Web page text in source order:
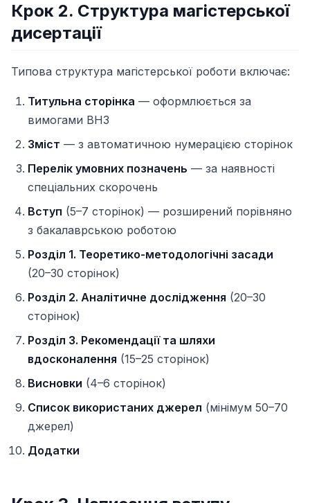
Крок 2. Структура магістерської
дисертації
Типова структура магістерської роботи включає:
Титульна сторінка — оформлюється за
вимогами ВНЗ
Зміст — з автоматичною нумерацією сторінок
Перелік умовних позначень — за наявності
спеціальних скорочень
Вступ (5–7 сторінок) — розширений порівняно
з бакалаврською роботою
Розділ 1. Теоретико-методологічні засади
(20–30 сторінок)
Розділ 2. Аналітичне дослідження (20–30
сторінок)
Розділ 3. Рекомендації та шляхи
вдосконалення (15–25 сторінок)
Висновки (4–6 сторінок)
Список використаних джерел (мінімум 50–70
джерел)
Додатки